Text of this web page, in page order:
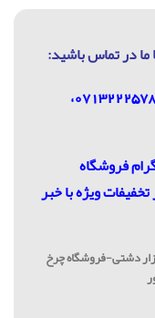
ما در تماس باشيد:
:07132225787،
فروشگاه
ویژه با خبر
دشتی-فروشگاه چرخ